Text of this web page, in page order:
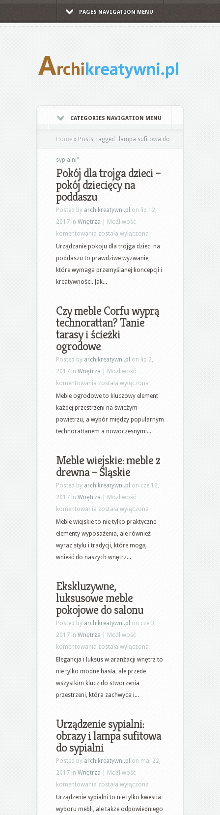
PAGES NAVIGATION MENU
CATEGORIES NAVIGATION MENU
Home » Posts Tagged " lampa sufitowa do
sypialni"
Pokój dla trojga dzieci –
pokój dziecięcy na
poddaszu
Posted by archikreatywni.pl on lip 12,
2017 in Wnętrza
Możliwość
komentowania Pokój
dla
trojga
dzieci
–
na
poddaszu
została wyłączona
Urządzanie pokoju dla trojga dzieci na
poddaszu to prawdziwe wyzwanie,
które wymaga przemyślanej koncepcji i
kreatywności. Jak...
Czy meble Corfu wyprą
technorattan? Tanie
tarasy i ścieżki
ogrodowe
Posted by archikreatywni.pl on lip 2,
2017 in Wnętrza
Możliwość
komentowania Czy
meble
Corfu
wyprą
technorattan?
i
ścieżki
ogrodowe
została wyłączona
Meble ogrodowe to kluczowy element
każdej przestrzeni na świeżym
powietrzu, a wybór między popularnym
technorattanem a nowoczesnymi...
Meble wiejskie: meble z
drewna – Śląskie
Posted by archikreatywni.pl on cze 12,
2017 in Wnętrza
Możliwość
komentowania Meble
wiejskie:
meble
z
drewna
została wyłączona
Meble wiejskie to nie tylko praktyczne
elementy wyposażenia, ale również
wyraz stylu i tradycji, które mogą
wnieść do naszych wnętrz...
Ekskluzywne,
luksusowe meble
pokojowe do salonu
Posted by archikreatywni.pl on cze 3,
2017 in Wnętrza
Możliwość
komentowania Ekskluzywne,
luksusowe
meble
pokojowe
do
została wyłączona
Elegancja i luksus w aranżacji wnętrz to
nie tylko modne hasła, ale przede
wszystkim klucz do stworzenia
przestrzeni, która zachwyca i...
Urządzenie sypialni:
obrazy i lampa sufitowa
do sypialni
Posted by archikreatywni.pl on maj 22,
2017 in Wnętrza
Możliwość
komentowania Urządzenie
sypialni:
obrazy
została wyłączona
Urządzenie sypialni to nie tylko kwestia
wyboru mebli, ale także odpowiedniego